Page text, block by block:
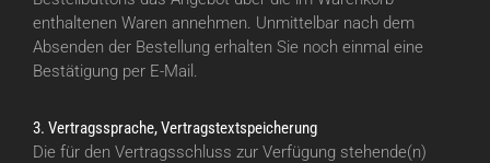
enthaltenen Waren annehmen. Unmittelbar nach dem
Absenden der Bestellung erhalten Sie noch einmal eine
Bestätigung per E-Mail.
3. Vertragssprache, Vertragstextspeicherung
Die für den Vertragsschluss zur Verfügung stehende(n)